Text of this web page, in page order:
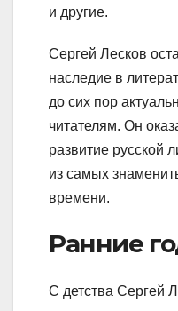
и другие.
Сергей Лесков
наследие в
до сих пор
читателям. Он
развитие русской
из самых
времени.
Ранние
С детства Сергей